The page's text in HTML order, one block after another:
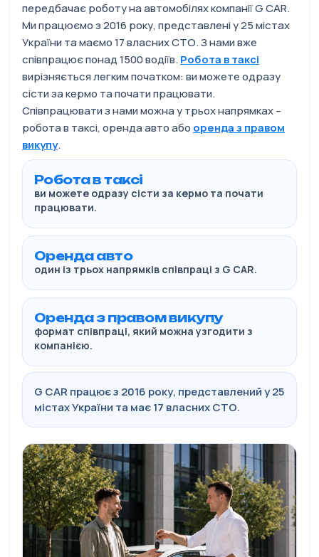
передбачає роботу на автомобілях компанії G CAR.
Ми працюємо з 2016 року, представлені у 25 містах
України та маємо 17 власних СТО. З нами вже
співпрацює понад 1500 водіїв.Робота в таксі
вирізняється легким початком: ви можете одразу
сісти за кермо та почати працювати.
Співпрацювати з нами можна у трьох напрямках –
робота в таксі, оренда авто або оренда з правом
викупу.
Робота в таксі
ви можете одразу сісти за кермо та почати
працювати.
Оренда авто
один із трьох напрямків співпраці з G CAR.
Оренда з правом викупу
формат співпраці, який можна узгодити з
компанією.
G CAR працює з 2016 року, представлений у 25
містах України та має 17 власних СТО.